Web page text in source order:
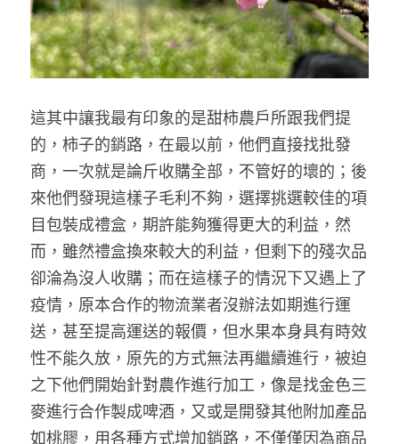
這其中讓我最有印象的是甜柿農戶所跟我們提
的，柿子的銷路，在最以前，他們直接找批發
商，一次就是論斤收購全部，不管好的壞的；後
來他們發現這樣子毛利不夠，選擇挑選較佳的項
目包裝成禮盒，期許能夠獲得更大的利益，然
而，雖然禮盒換來較大的利益，但剩下的殘次品
卻淪為沒人收購；而在這樣子的情況下又遇上了
疫情，原本合作的物流業者沒辦法如期進行運
送，甚至提高運送的報價，但水果本身具有時效
性不能久放，原先的方式無法再繼續進行，被迫
之下他們開始針對農作進行加工，像是找金色三
麥進行合作製成啤酒，又或是開發其他附加產品
如桃膠，用各種方式增加銷路，不僅僅因為商品